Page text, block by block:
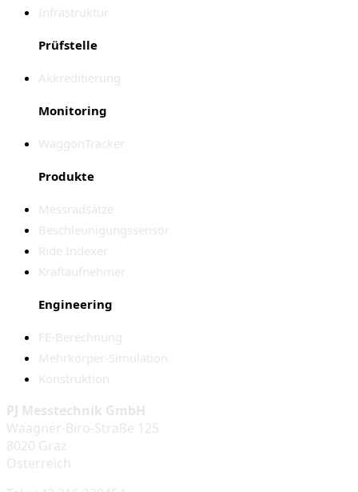
Infrastruktur
Prüfstelle
Akkreditierung
Monitoring
WaggonTracker
Produkte
Messradsätze
Beschleunigungssensor
Ride Indexer
Kraftaufnehmer
Engineering
FE-Berechnung
Mehrkörper-Simulation
Konstruktion
PJ Messtechnik GmbH
Waagner-Biro-Straße 125
8020 Graz
Österreich